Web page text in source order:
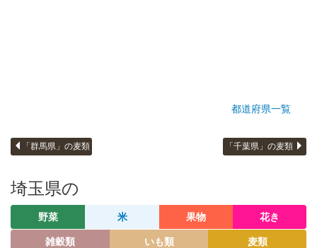
都道府県一覧
「群馬県」の麦類 「千葉県」の麦類
埼玉県の
野菜 米 果物 花き
雑穀類 いも類 麦類